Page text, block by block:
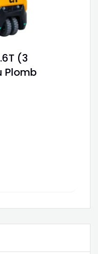
(3
Plomb